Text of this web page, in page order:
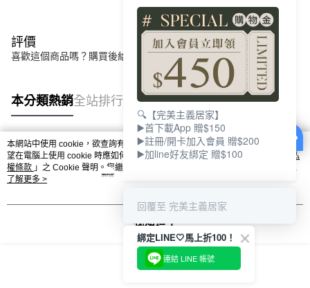
評價
喜歡這個商品嗎？購買後給他一個好評吧
本分類熱銷全站排行
熱門標籤
本網站中使用 cookie，欲查詢有關本網站使用 cookie 方式之詳情，及若您不希
望在電腦上使用 cookie 時應如何變更電腦的 cookie 設定，請參閱本網站「
隱私
權條款 」之 Cookie 聲明。您繼續使用本網站即表示您同意本公司得按本網站使
用條款之 Cookie 聲明使用 cookie。
了解更多 >
我知道了
🔍【完美主義居家】
▶️首下載App 贈$150
▶️註冊/開卡加入會員 贈$200
▶️加line好友綁定 贈$100
回覆至 完美主義居家
綁定LINE🤍馬上折100！
連結 LINE 帳號